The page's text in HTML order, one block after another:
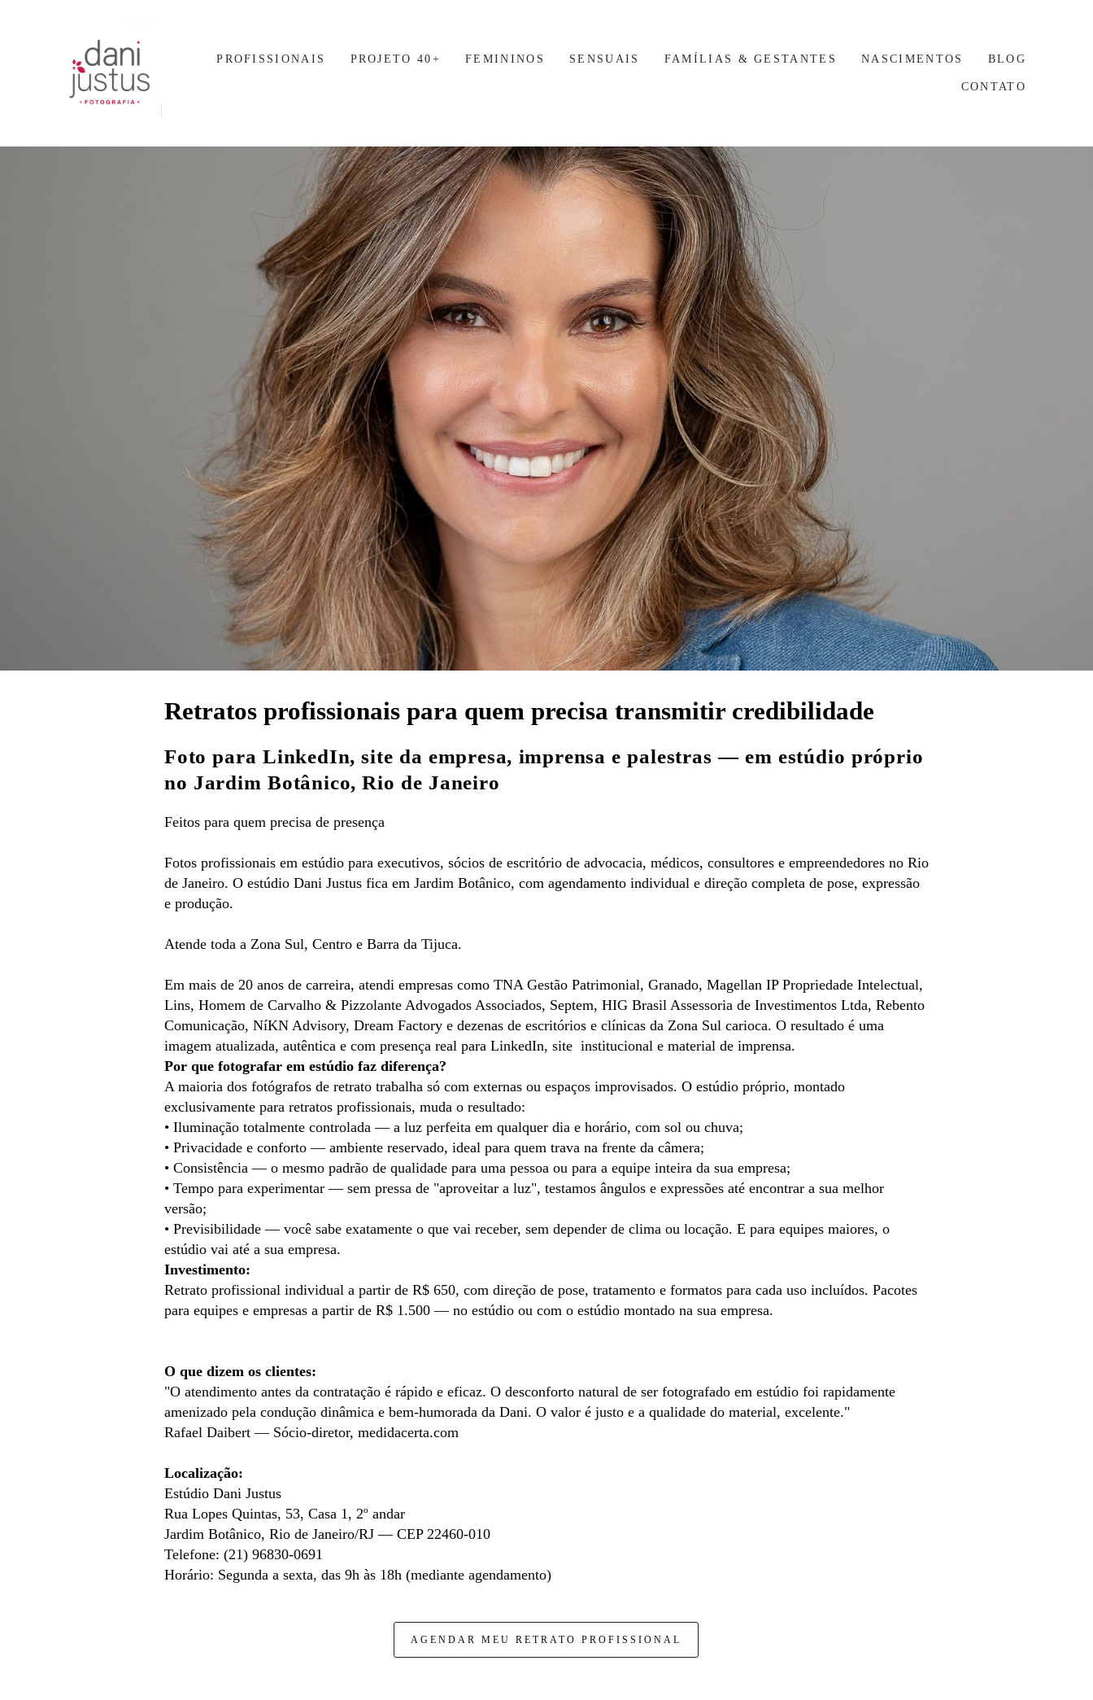
PROFISSIONAIS PROJETO 40+ FEMININOS SENSUAIS FAMÍLIAS & GESTANTES NASCIMENTOS BLOG
CONTATO
Retratos profissionais para quem precisa transmitir credibilidade
Foto para LinkedIn, site da empresa, imprensa e palestras — em estúdio próprio
no Jardim Botânico, Rio de Janeiro
Feitos para quem precisa de presença
Fotos profissionais em estúdio para executivos, sócios de escritório de advocacia, médicos, consultores e empreendedores no Rio
de Janeiro. O estúdio Dani Justus fica em Jardim Botânico, com agendamento individual e direção completa de pose, expressão
e produção.
Atende toda a Zona Sul, Centro e Barra da Tijuca.
Em mais de 20 anos de carreira, atendi empresas como TNA Gestão Patrimonial, Granado, Magellan IP Propriedade Intelectual,
Lins, Homem de Carvalho & Pizzolante Advogados Associados, Septem, HIG Brasil Assessoria de Investimentos Ltda, Rebento
Comunicação, NíKN Advisory, Dream Factory e dezenas de escritórios e clínicas da Zona Sul carioca. O resultado é uma
imagem atualizada, autêntica e com presença real para LinkedIn, site institucional e material de imprensa.
Por que fotografar em estúdio faz diferença?
A maioria dos fotógrafos de retrato trabalha só com externas ou espaços improvisados. O estúdio próprio, montado
exclusivamente para retratos profissionais, muda o resultado:
• Iluminação totalmente controlada — a luz perfeita em qualquer dia e horário, com sol ou chuva;
• Privacidade e conforto — ambiente reservado, ideal para quem trava na frente da câmera;
• Consistência — o mesmo padrão de qualidade para uma pessoa ou para a equipe inteira da sua empresa;
• Tempo para experimentar — sem pressa de "aproveitar a luz", testamos ângulos e expressões até encontrar a sua melhor
versão;
• Previsibilidade — você sabe exatamente o que vai receber, sem depender de clima ou locação. E para equipes maiores, o
estúdio vai até a sua empresa.
Investimento:
Retrato profissional individual a partir de R$ 650, com direção de pose, tratamento e formatos para cada uso incluídos. Pacotes
para equipes e empresas a partir de R$ 1.500 — no estúdio ou com o estúdio montado na sua empresa.
O que dizem os clientes:
"O atendimento antes da contratação é rápido e eficaz. O desconforto natural de ser fotografado em estúdio foi rapidamente
amenizado pela condução dinâmica e bem-humorada da Dani. O valor é justo e a qualidade do material, excelente."
Rafael Daibert — Sócio-diretor, medidacerta.com
Localização:
Estúdio Dani Justus
Rua Lopes Quintas, 53, Casa 1, 2º andar
Jardim Botânico, Rio de Janeiro/RJ — CEP 22460-010
Telefone: (21) 96830-0691
Horário: Segunda a sexta, das 9h às 18h (mediante agendamento)
AGENDAR MEU RETRATO PROFISSIONAL